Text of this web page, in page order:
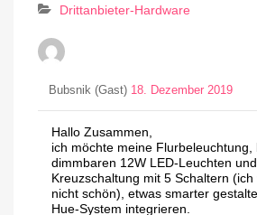
Drittanbieter-Hardware
Bubsnik (Gast) 18. Dezember 2019
Hallo Zusammen,
ich möchte meine Flurbeleuchtung,
dimmbaren 12W LED-Leuchten
Kreuzschaltung mit 5 Schaltern
nicht schön), etwas smarter
Hue-System integrieren.